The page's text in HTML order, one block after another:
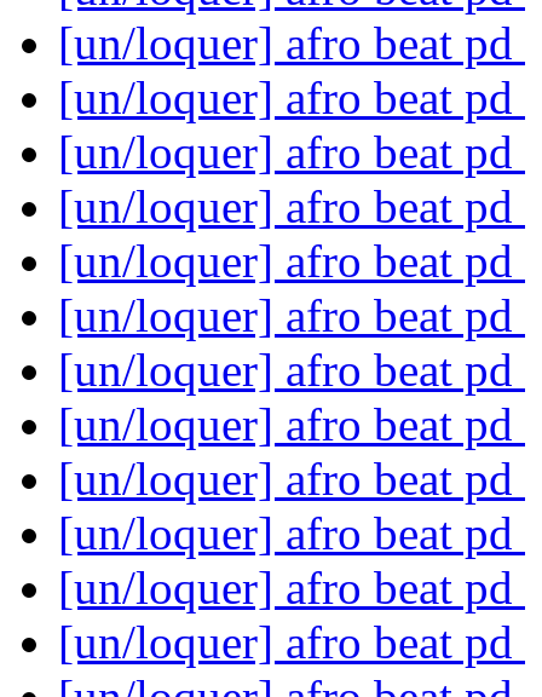
[un/loquer] afro beat pd
[un/loquer] afro beat pd
[un/loquer] afro beat pd
[un/loquer] afro beat pd
[un/loquer] afro beat pd
[un/loquer] afro beat pd
[un/loquer] afro beat pd
[un/loquer] afro beat pd
[un/loquer] afro beat pd
[un/loquer] afro beat pd
[un/loquer] afro beat pd
[un/loquer] afro beat pd